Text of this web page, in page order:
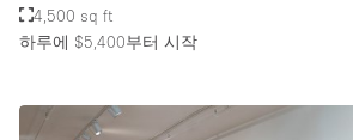
4,500 sq ft
하루에 $5,400부터 시작